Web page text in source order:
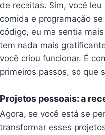
de receitas. Sim, você
comida e programação
código, eu me sentia
tem nada mais
você criou funcionar. É
primeiros passos, só que
Projetos pessoais: a
Agora, se você está se
transformar esses